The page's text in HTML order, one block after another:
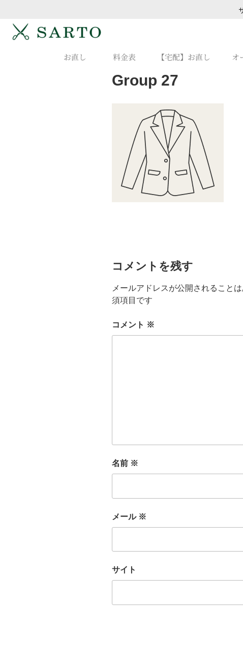
お直し 料金表 【宅配】お直し オ
Group 27
コメントを残す
メールアドレスが公開されることは
須項目です
コメント ※
名前 ※
メール ※
サイト